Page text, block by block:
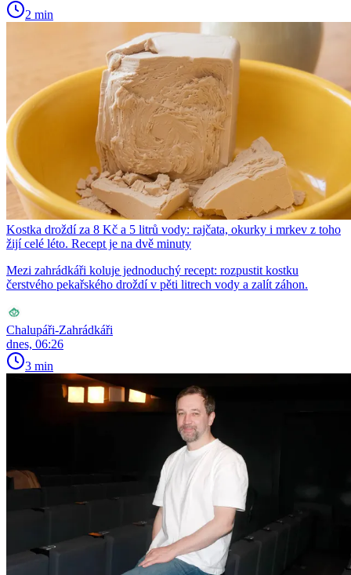
2 min
Kostka droždí za 8 Kč a 5 litrů vody: rajčata, okurky i mrkev z toho
žijí celé léto. Recept je na dvě minuty
Mezi zahrádkáři koluje jednoduchý recept: rozpustit kostku
čerstvého pekařského droždí v pěti litrech vody a zalít záhon.
Chalupáři-Zahrádkáři
dnes, 06:26
3 min